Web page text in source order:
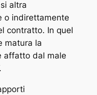
altra
o indirettamente
contratto. In quel
matura la
affatto dal male